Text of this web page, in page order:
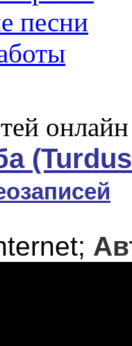
песни
онлайн